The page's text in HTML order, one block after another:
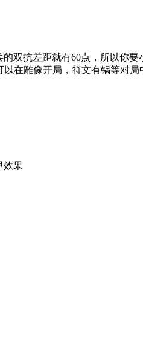
双抗差距就有60点，所以你
在雕像开局，符文有锅等对局
效果